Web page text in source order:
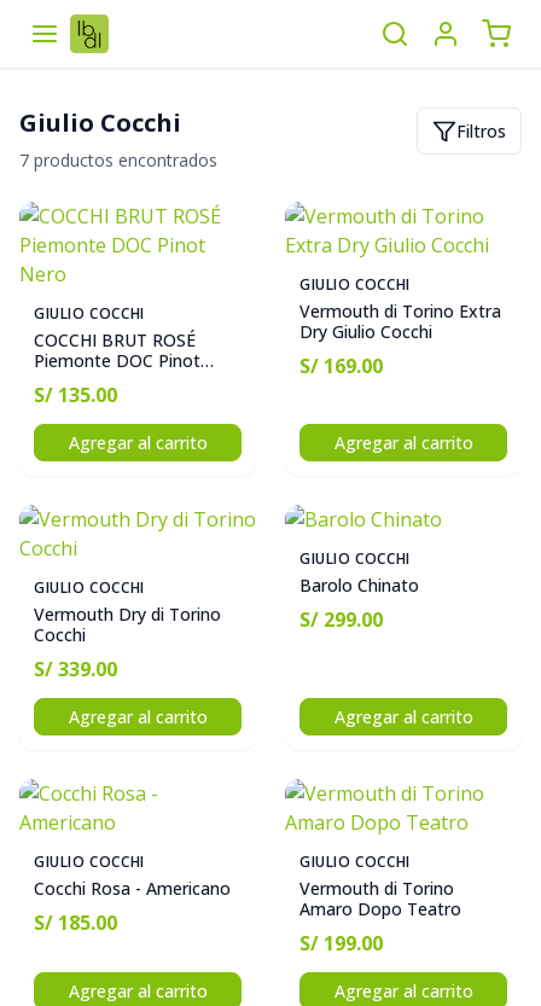
Giulio Cocchi
7 productos encontrados
Filtros
GIULIO COCCHI
COCCHI BRUT ROSÉ
Piemonte DOC Pinot
S/ 135.00
Agregar al carrito
GIULIO COCCHI
Vermouth di Torino Extra
Dry Giulio Cocchi
S/ 169.00
Agregar al carrito
GIULIO COCCHI
Vermouth Dry di Torino
Cocchi
S/ 339.00
Agregar al carrito
GIULIO COCCHI
Barolo Chinato
S/ 299.00
Agregar al carrito
GIULIO COCCHI
Cocchi Rosa - Americano
S/ 185.00
Agregar al carrito
GIULIO COCCHI
Vermouth di Torino
Amaro Dopo Teatro
S/ 199.00
Agregar al carrito